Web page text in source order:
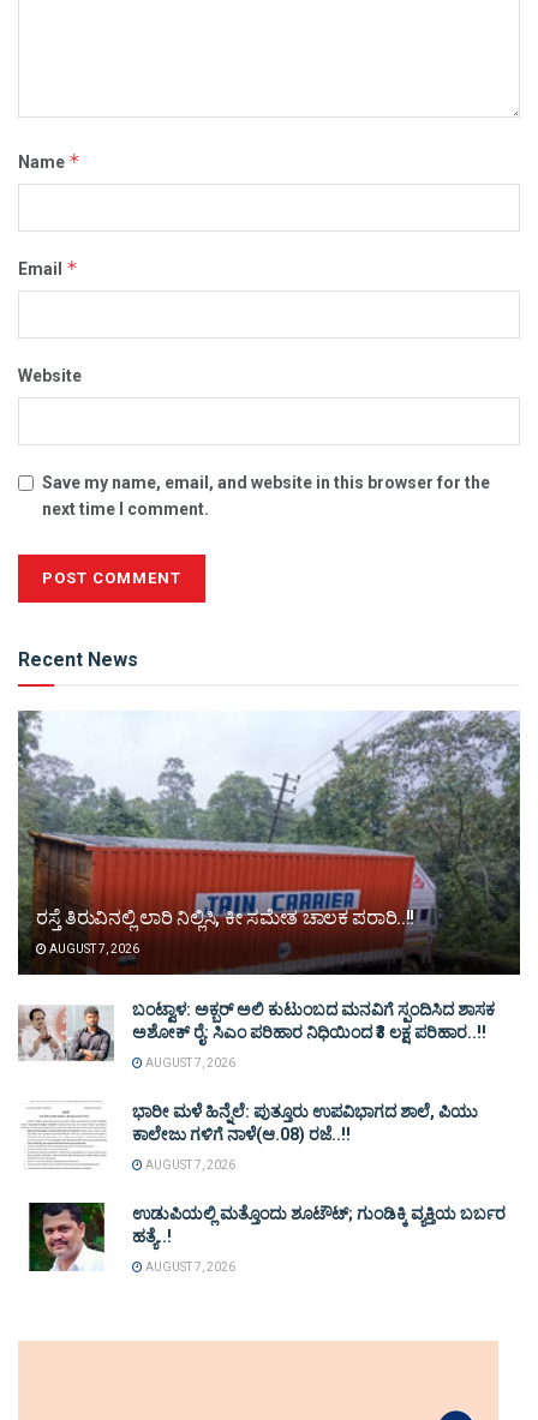
Name *
Email *
Website
Save my name, email, and website in this browser for the
next time I comment.
Recent News
ರಸ್ತೆ ತಿರುವಿನಲ್ಲಿ ಲಾರಿ ನಿಲ್ಲಿಸಿ, ಕೀ ಸಮೇತ ಚಾಲಕ ಪರಾರಿ..!!
AUGUST 7, 2026
ಬಂಟ್ವಾಳ: ಅಕ್ಬರ್ ಅಲಿ ಕುಟುಂಬದ ಮನವಿಗೆ ಸ್ಪಂದಿಸಿದ ಶಾಸಕ
ಅಶೋಕ್ ರೈ: ಸಿಎಂ ಪರಿಹಾರ ನಿಧಿಯಿಂದ ₹3 ಲಕ್ಷ ಪರಿಹಾರ..!!
AUGUST 7, 2026
ಭಾರೀ ಮಳೆ ಹಿನ್ನೆಲೆ: ಪುತ್ತೂರು ಉಪವಿಭಾಗದ ಶಾಲೆ, ಪಿಯು
ಕಾಲೇಜು ಗಳಿಗೆ ನಾಳೆ(ಆ.08) ರಜೆ..!!
AUGUST 7, 2026
ಉಡುಪಿಯಲ್ಲಿ ಮತ್ತೊಂದು ಶೂಟೌಟ್‌; ಗುಂಡಿಕ್ಕಿ ವ್ಯಕ್ತಿಯ ಬರ್ಬರ
ಹತ್ಯೆ..!
AUGUST 7, 2026